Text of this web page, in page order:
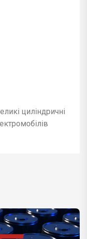
циліндричні